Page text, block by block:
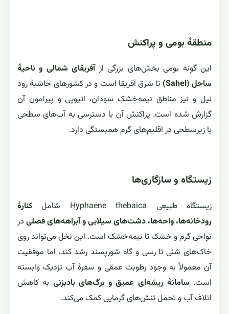
منطقهٔ بومی و پراکنش
این گونه بومی بخش‌های بزرگی ازآفریقای شمالی و ناحیهٔ
ساحل (Sahel)
تا شرق آفریقا است و در کشورهای حاشیهٔ رود
نیل و نیز مناطق نیمه‌خشکِ سودان، اتیوپی و پیرامون آن
گزارش شده است. پراکنش آن با دسترسی به آب‌های سطحی
یا زیرسطحی در اقلیم‌های گرم همبستگی دارد.
زیستگاه و سازگاری‌ها
زیستگاه طبیعی Hyphaene thebaica شامل
کنارهٔ
رودخانه‌ها، واحه‌ها، دشت‌های سیلابی و آبراهه‌های فصلی در
نواحی گرم و خشک تا نیمه‌خشک است. این نخل می‌تواند روی
خاک‌های شنی تا رسی و گاه شورپسند رشد کند، اما موفقیت
آن معمولاً به وجود رطوبت عمقی و سفرهٔ آب نزدیک وابسته
است. سامانهٔ ریشه‌ای عمیق و برگ‌های بادبزنی به کاهش
اتلاف آب و تحمل تنش‌های گرمایی کمک می‌کند.